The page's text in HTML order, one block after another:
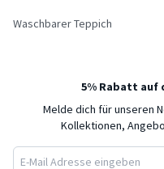
Waschbarer Teppich
5% Rabatt auf
Melde dich für unseren
Kollektionen,